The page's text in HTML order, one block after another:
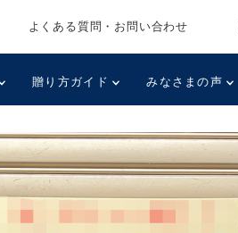
よくある質問・お問い合わせ
贈り方ガイド みなさまの声